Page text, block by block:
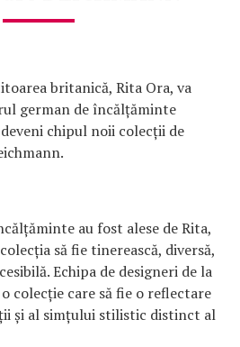
britanică, Rita Ora, va
german de încălțăminte
chipul noii colecții de
au fost alese de Rita,
să fie tinerească, diversă,
Echipa de designeri de la
colecție care să fie o reflectare
și al simțului stilistic distinct al